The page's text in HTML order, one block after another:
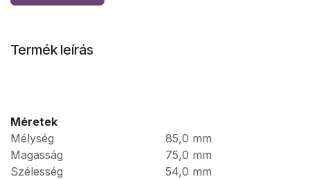
Termék leírás
Méretek
Mélység
85,0 mm
Magasság
75,0 mm
Szélesség
54,0 mm